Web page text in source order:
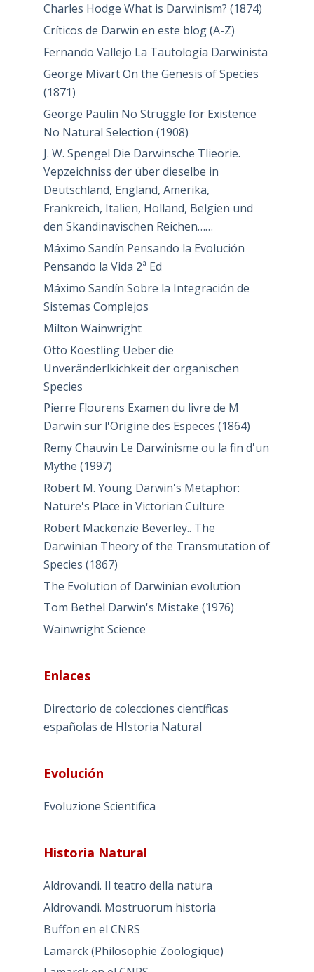
Charles Hodge What is Darwinism? (1874)
Críticos de Darwin en este blog (A-Z)
Fernando Vallejo La Tautología Darwinista
George Mivart On the Genesis of Species
(1871)
George Paulin No Struggle for Existence
No Natural Selection (1908)
J. W. Spengel Die Darwinsche Tlieorie.
Vepzeichniss der über dieselbe in
Deutschland, England, Amerika,
Frankreich, Italien, Holland, Belgien und
den Skandinavischen Reichen……
Máximo Sandín Pensando la Evolución
Pensando la Vida 2ª Ed
Máximo Sandín Sobre la Integración de
Sistemas Complejos
Milton Wainwright
Otto Köestling Ueber die
Unveränderlkichkeit der organischen
Species
Pierre Flourens Examen du livre de M
Darwin sur l'Origine des Especes (1864)
Remy Chauvin Le Darwinisme ou la fin d'un
Mythe (1997)
Robert M. Young Darwin's Metaphor:
Nature's Place in Victorian Culture
Robert Mackenzie Beverley.. The
Darwinian Theory of the Transmutation of
Species (1867)
The Evolution of Darwinian evolution
Tom Bethel Darwin's Mistake (1976)
Wainwright Science
Enlaces
Directorio de colecciones científicas
españolas de HIstoria Natural
Evolución
Evoluzione Scientifica
Historia Natural
Aldrovandi. Il teatro della natura
Aldrovandi. Mostruorum historia
Buffon en el CNRS
Lamarck (Philosophie Zoologique)